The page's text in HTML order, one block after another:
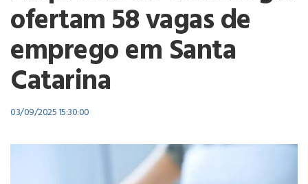
ofertam 58 vagas de
emprego em Santa
Catarina
03/09/2025 15:30:00